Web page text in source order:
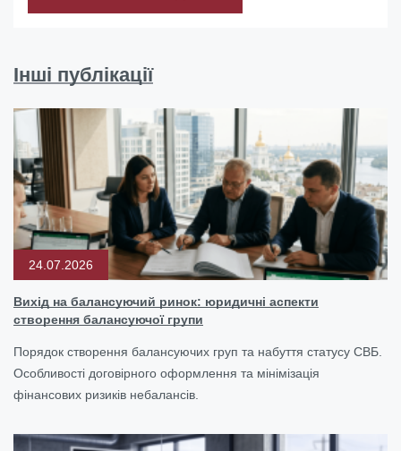
Інші публікації
24.07.2026
Вихід на балансуючий ринок: юридичні аспекти
створення балансуючої групи
Порядок створення балансуючих груп та набуття статусу СВБ.
Особливості договірного оформлення та мінімізація
фінансових ризиків небалансів.